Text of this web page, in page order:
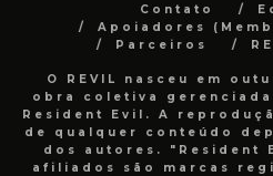
Contato
Apoiadores
Parceiros
O REVIL nasceu em
obra coletiva
Resident Evil. A
de qualquer conteúdo
dos autores. "Resident
afiliados são marcas